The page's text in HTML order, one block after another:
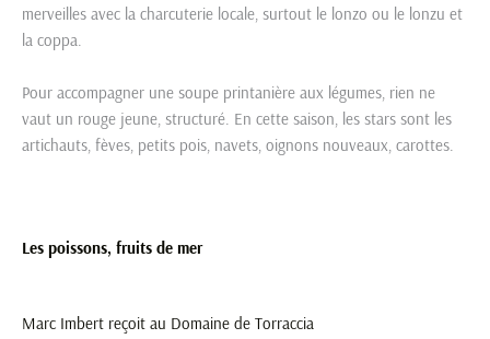
merveilles avec la charcuterie locale, surtout le lonzo ou le lonzu et
la coppa.
Pour accompagner une soupe printanière aux légumes, rien ne
vaut un rouge jeune, structuré. En cette saison, les stars sont les
artichauts, fèves, petits pois, navets, oignons nouveaux, carottes.
Les poissons, fruits de mer
Marc Imbert reçoit au Domaine de Torraccia